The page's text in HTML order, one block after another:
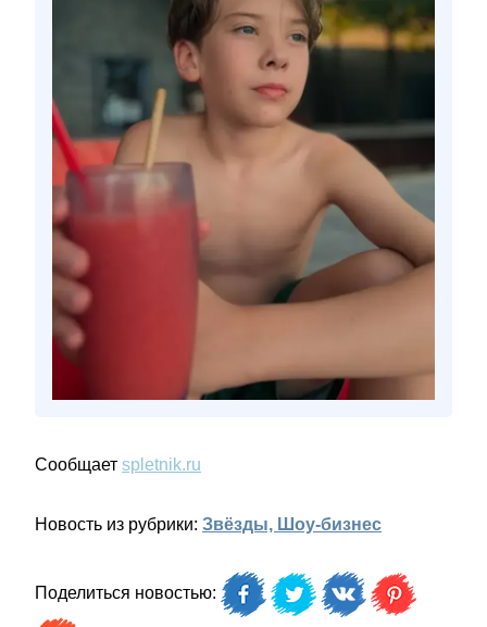
Сообщает spletnik.ru
Новость из рубрики: Звёзды, Шоу-бизнес
Поделиться новостью: